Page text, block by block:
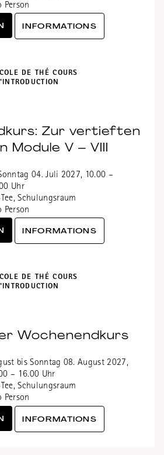
Person
INFORMATIONS
DE THÉ COURS
Zur vertieften
Module V – VIII
04. Juli 2027, 10.00 –
Uhr
Schulungsraum
Person
INFORMATIONS
DE THÉ COURS
Wochenendkurs
bis Sonntag 08. August 2027,
– 16.00 Uhr
Schulungsraum
Person
INFORMATIONS